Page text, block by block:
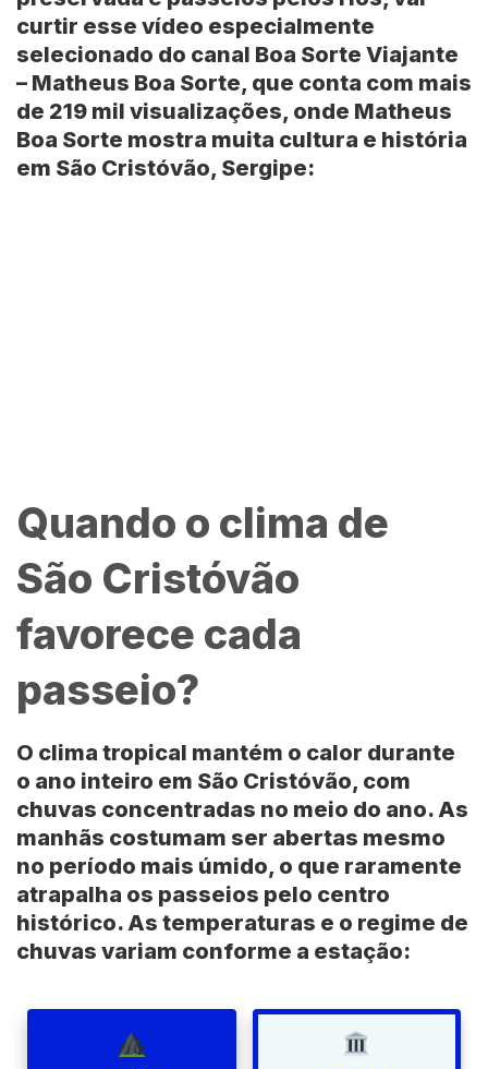
curtir esse vídeo especialmente
selecionado do canal Boa Sorte Viajante
– Matheus Boa Sorte, que conta com mais
de 219 mil visualizações, onde Matheus
Boa Sorte mostra muita cultura e história
em São Cristóvão, Sergipe:
Quando o clima de
São Cristóvão
favorece cada
passeio?
O clima tropical mantém o calor durante
o ano inteiro em São Cristóvão, com
chuvas concentradas no meio do ano. As
manhãs costumam ser abertas mesmo
no período mais úmido, o que raramente
atrapalha os passeios pelo centro
histórico. As temperaturas e o regime de
chuvas variam conforme a estação: